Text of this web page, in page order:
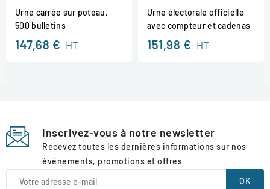
Urne carrée sur poteau,
500 bulletins
147,68 € HT
Urne électorale officielle
avec compteur et cadenas
151,98 € HT
Inscrivez-vous à notre newsletter
Recevez toutes les dernières informations sur nos
événements, promotions et offres